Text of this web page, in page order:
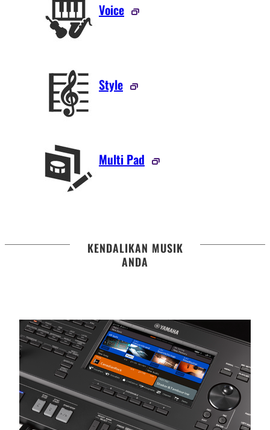
Voice
Style
Multi Pad
KENDALIKAN MUSIK
ANDA